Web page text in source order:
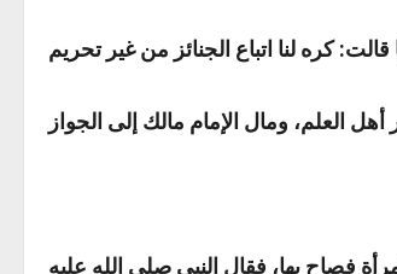
فصاح بها، فقال النبي صلى الله عليه